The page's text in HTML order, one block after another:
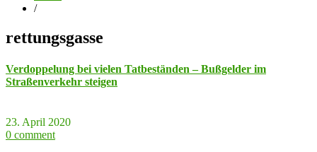
/
rettungsgasse
Verdoppelung bei vielen Tatbeständen – Bußgelder im
Straßenverkehr steigen
23. April 2020
0 comment